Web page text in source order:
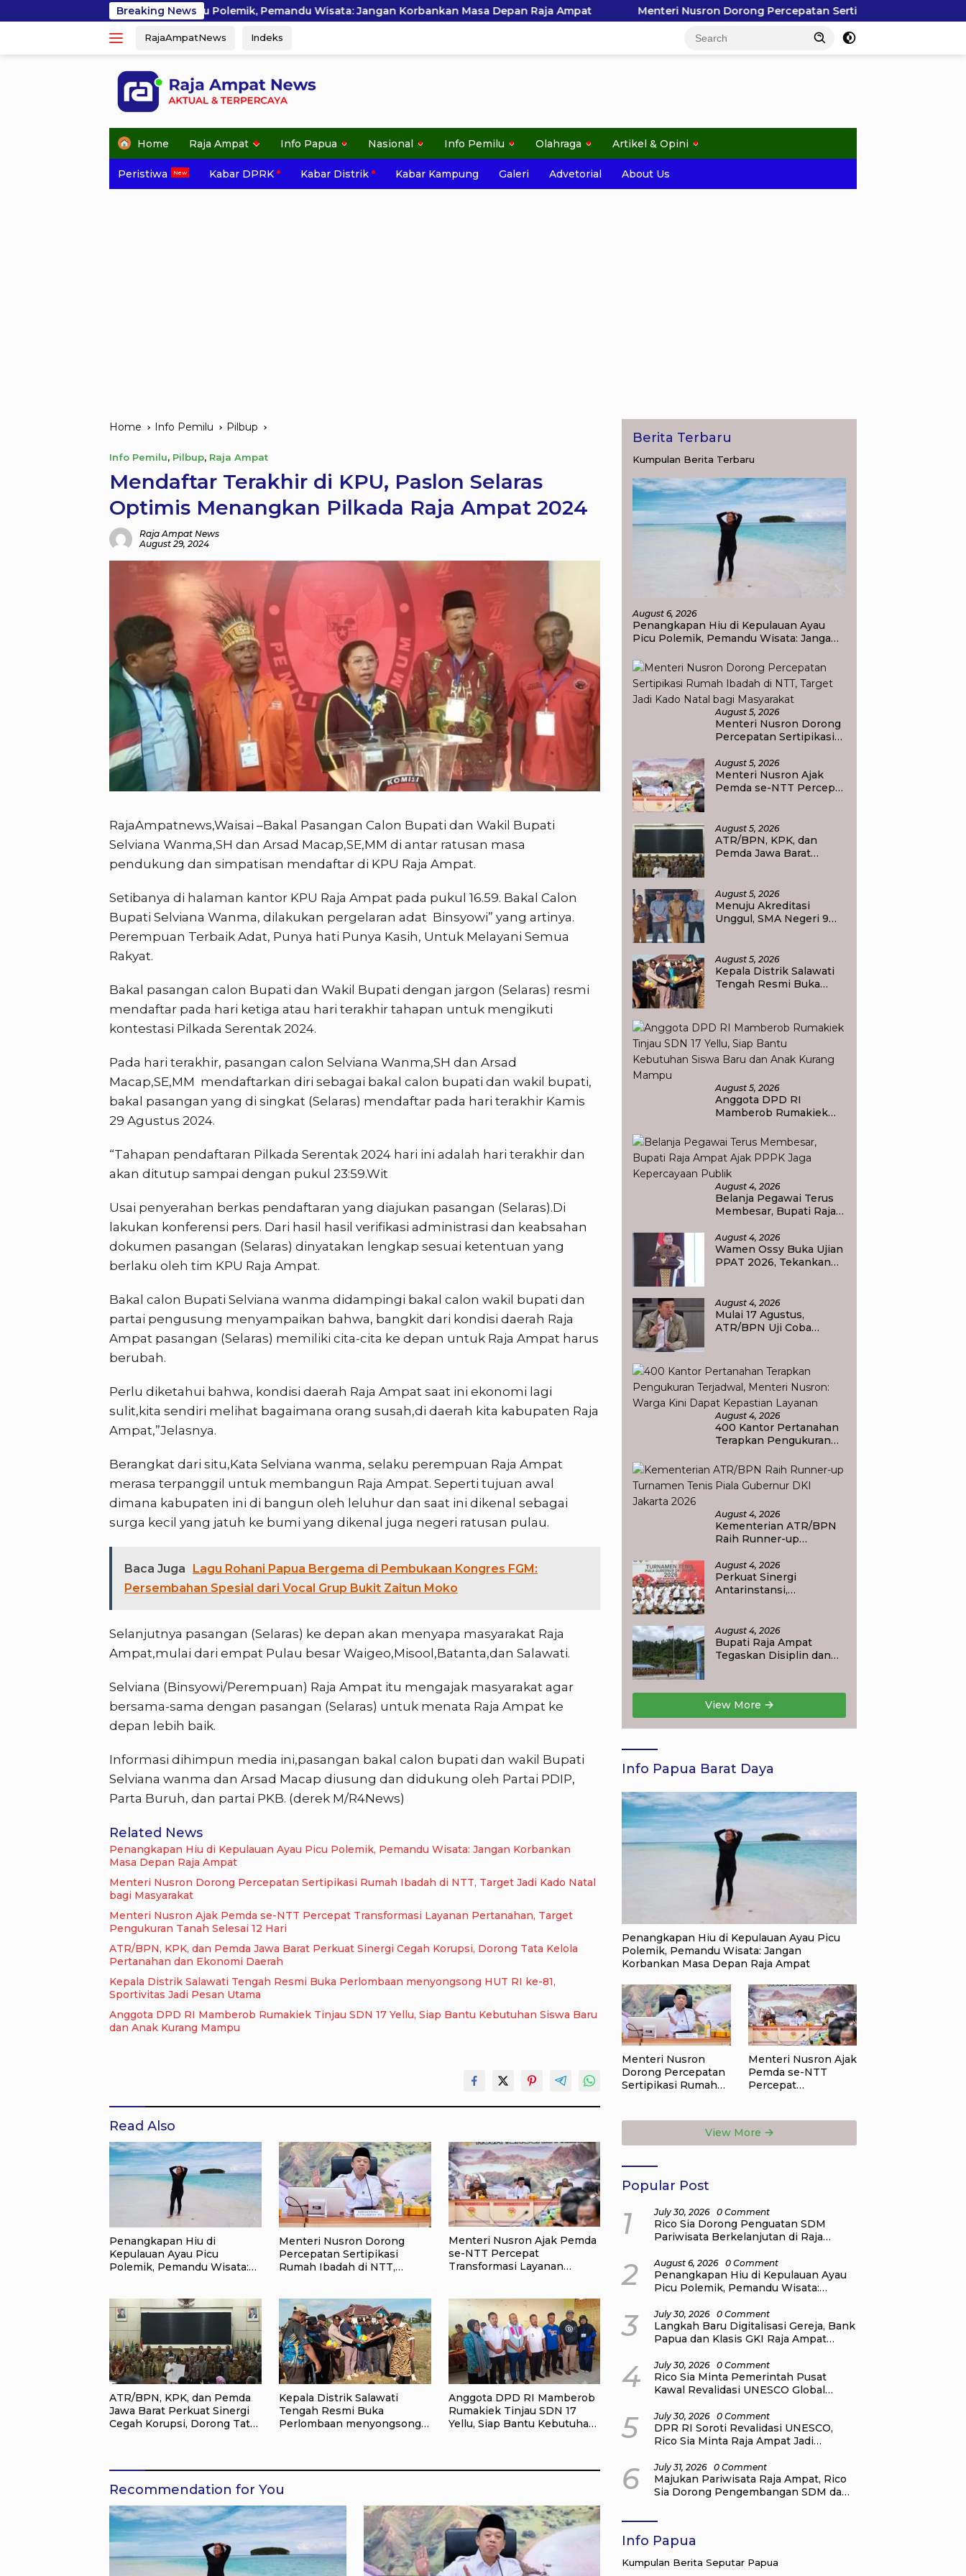
to
Breaking News
Picu Polemik, Pemandu Wisata: Jangan Korbankan Masa Depan Raja Ampat Menteri Nusron Dorong Percepatan Sertipikasi Rumah Ibadah di NTT, Target Jadi Kado
RajaAmpatNews Indeks
Home Raja Ampat Info Papua Nasional Info Pemilu Olahraga Artikel & Opini
Peristiwa Kabar DPRK Kabar Distrik Kabar Kampung Galeri Advetorial About Us
Home Info Pemilu Pilbup
Info Pemilu, Pilbup, Raja Ampat
Mendaftar Terakhir di KPU, Paslon Selaras
Optimis Menangkan Pilkada Raja Ampat 2024
Raja Ampat News
August 29, 2024
RajaAmpatnews,Waisai –Bakal Pasangan Calon Bupati dan Wakil Bupati
Selviana Wanma,SH dan Arsad Macap,SE,MM di antar ratusan masa
pendukung dan simpatisan mendaftar di KPU Raja Ampat.
Setibanya di halaman kantor KPU Raja Ampat pada pukul 16.59. Bakal Calon
Bupati Selviana Wanma, dilakukan pergelaran adat Binsyowi” yang artinya.
Perempuan Terbaik Adat, Punya hati Punya Kasih, Untuk Melayani Semua
Rakyat.
Bakal pasangan calon Bupati dan Wakil Bupati dengan jargon (Selaras) resmi
mendaftar pada hari ketiga atau hari terakhir tahapan untuk mengikuti
kontestasi Pilkada Serentak 2024.
Pada hari terakhir, pasangan calon Selviana Wanma,SH dan Arsad
Macap,SE,MM mendaftarkan diri sebagai bakal calon bupati dan wakil bupati,
bakal pasangan yang di singkat (Selaras) mendaftar pada hari terakhir Kamis
29 Agustus 2024.
“Tahapan pendaftaran Pilkada Serentak 2024 hari ini adalah hari terakhir dan
akan ditutup sampai dengan pukul 23:59.Wit
Usai penyerahan berkas pendaftaran yang diajukan pasangan (Selaras).Di
lakukan konferensi pers. Dari hasil hasil verifikasi administrasi dan keabsahan
dokumen pasangan (Selaras) dinyatakan lengkap sesuai ketentuan yang
berlaku oleh tim KPU Raja Ampat.
Bakal calon Bupati Selviana wanma didampingi bakal calon wakil bupati dan
partai pengusung menyampaikan bahwa, bangkit dari kondisi daerah Raja
Ampat pasangan (Selaras) memiliki cita-cita ke depan untuk Raja Ampat harus
berubah.
Perlu diketahui bahwa, kondisi daerah Raja Ampat saat ini ekonomi lagi
sulit,kita sendiri melihat bagaimana orang susah,di daerah kita kabupaten Raja
Ampat,”Jelasnya.
Berangkat dari situ,Kata Selviana wanma, selaku perempuan Raja Ampat
merasa terpanggil untuk membangun Raja Ampat. Seperti tujuan awal
dimana kabupaten ini di bangun oleh leluhur dan saat ini dikenal sebagai
surga kecil yang jatuh ke bumi yang dikenal juga negeri ratusan pulau.
Baca Juga
Lagu Rohani Papua Bergema di Pembukaan Kongres FGM:
Persembahan Spesial dari Vocal Grup Bukit Zaitun Moko
Selanjutnya pasangan (Selaras) ke depan akan menyapa masyarakat Raja
Ampat,mulai dari empat Pulau besar Waigeo,Misool,Batanta,dan Salawati.
Selviana (Binsyowi/Perempuan) Raja Ampat itu mengajak masyarakat agar
bersama-sama dengan pasangan (Selaras) untuk menata Raja Ampat ke
depan lebih baik.
Informasi dihimpun media ini,pasangan bakal calon bupati dan wakil Bupati
Selviana wanma dan Arsad Macap diusung dan didukung oleh Partai PDIP,
Parta Buruh, dan partai PKB. (derek M/R4News)
Related News
Penangkapan Hiu di Kepulauan Ayau Picu Polemik, Pemandu Wisata: Jangan Korbankan
Masa Depan Raja Ampat
Menteri Nusron Dorong Percepatan Sertipikasi Rumah Ibadah di NTT, Target Jadi Kado Natal
bagi Masyarakat
Menteri Nusron Ajak Pemda se-NTT Percepat Transformasi Layanan Pertanahan, Target
Pengukuran Tanah Selesai 12 Hari
ATR/BPN, KPK, dan Pemda Jawa Barat Perkuat Sinergi Cegah Korupsi, Dorong Tata Kelola
Pertanahan dan Ekonomi Daerah
Kepala Distrik Salawati Tengah Resmi Buka Perlombaan menyongsong HUT RI ke-81,
Sportivitas Jadi Pesan Utama
Anggota DPD RI Mamberob Rumakiek Tinjau SDN 17 Yellu, Siap Bantu Kebutuhan Siswa Baru
dan Anak Kurang Mampu
Read Also
Penangkapan Hiu di
Kepulauan Ayau Picu
Polemik, Pemandu Wisata:
Menteri Nusron Dorong
Percepatan Sertipikasi
Rumah Ibadah di NTT,
Menteri Nusron Ajak Pemda
se-NTT Percepat
Transformasi Layanan
12 Hari
ATR/BPN, KPK, dan Pemda
Jawa Barat Perkuat Sinergi
Cegah Korupsi, Dorong Tata
Kepala Distrik Salawati
Tengah Resmi Buka
Perlombaan menyongsong
Anggota DPD RI Mamberob
Rumakiek Tinjau SDN 17
Yellu, Siap Bantu Kebutuhan
Recommendation for You
Berita Terbaru
Kumpulan Berita Terbaru
August 6, 2026
Penangkapan Hiu di Kepulauan Ayau
Picu Polemik, Pemandu Wisata: Jangan
August 5, 2026
Menteri Nusron Dorong
Percepatan Sertipikasi
Target Jadi Kado Natal
bagi Masyarakat
August 5, 2026
Menteri Nusron Ajak
Pemda se-NTT Percepat
Pengukuran Tanah
Selesai 12 Hari
August 5, 2026
ATR/BPN, KPK, dan
Pemda Jawa Barat
Kelola Pertanahan dan
Ekonomi Daerah
August 5, 2026
Menuju Akreditasi
Unggul, SMA Negeri 9
Pendidikan
August 5, 2026
Kepala Distrik Salawati
Tengah Resmi Buka
ke-81, Sportivitas Jadi
Pesan Utama
August 5, 2026
Anggota DPD RI
Mamberob Rumakiek
Bantu Kebutuhan Siswa
Baru dan Anak Kurang
Mampu
August 4, 2026
Belanja Pegawai Terus
Membesar, Bupati Raja
Kepercayaan Publik
August 4, 2026
Wamen Ossy Buka Ujian
PPAT 2026, Tekankan
dalam Layanan
Pertanahan
August 4, 2026
Mulai 17 Agustus,
ATR/BPN Uji Coba
di 15 Kantor Pertanahan
August 4, 2026
400 Kantor Pertanahan
Terapkan Pengukuran
Nusron: Warga Kini
Dapat Kepastian
Layanan
August 4, 2026
Kementerian ATR/BPN
Raih Runner-up
Gubernur DKI Jakarta
2026
August 4, 2026
Perkuat Sinergi
Antarinstansi,
Turnamen Tenis Piala
Gubernur DKI Jakarta
2026
August 4, 2026
Bupati Raja Ampat
Tegaskan Disiplin dan
Pembinaan Aparatur
View More
Info Papua Barat Daya
Penangkapan Hiu di Kepulauan Ayau Picu
Polemik, Pemandu Wisata: Jangan
Korbankan Masa Depan Raja Ampat
Menteri Nusron
Dorong Percepatan
Sertipikasi Rumah
Natal bagi
Menteri Nusron Ajak
Pemda se-NTT
Percepat
Pertanahan, Target
Pengukuran Tanah
Selesai 12 Hari
View More
Popular Post
1 July 30, 2026 0 Comment
Rico Sia Dorong Penguatan SDM
Pariwisata Berkelanjutan di Raja
Nasional untuk Pelaku Wisata
2 August 6, 2026 0 Comment
Penangkapan Hiu di Kepulauan Ayau
Picu Polemik, Pemandu Wisata:
Ampat
3 July 30, 2026 0 Comment
Langkah Baru Digitalisasi Gereja, Bank
Papua dan Klasis GKI Raja Ampat
4 July 30, 2026 0 Comment
Rico Sia Minta Pemerintah Pusat
Kawal Revalidasi UNESCO Global
5 July 30, 2026 0 Comment
DPR RI Soroti Revalidasi UNESCO,
Rico Sia Minta Raja Ampat Jadi
6 July 31, 2026 0 Comment
Majukan Pariwisata Raja Ampat, Rico
Sia Dorong Pengembangan SDM dan
Info Papua
Kumpulan Berita Seputar Papua